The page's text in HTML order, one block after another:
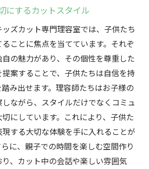
にするカットスタイル
ズカット専門理容室では、子供たち
ことに焦点を当てています。それぞ
の魅力があり、その個性を尊重した
案することで、子供たちは自信を持
み出せます。理容師たちはお子様の
ながら、スタイルだけでなくコミュ
にしています。これにより、子供た
する大切な体験を手に入れることが
に、親子での時間を楽しむ空間作り
、カット中の会話や楽しい雰囲気